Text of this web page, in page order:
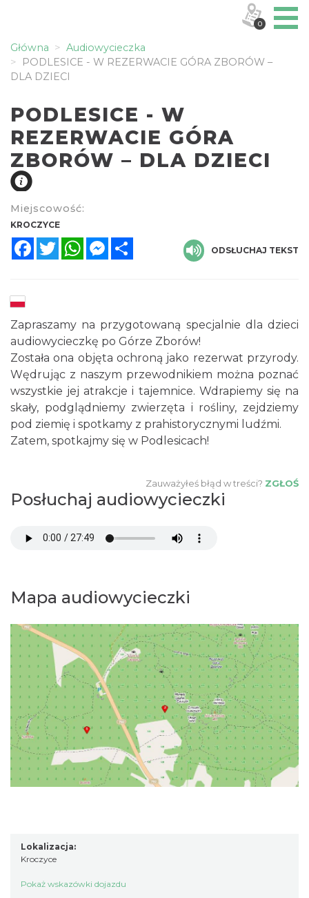
Główna
Audiowycieczka
PODLESICE - W REZERWACIE GÓRA ZBORÓW –
DLA DZIECI
PODLESICE - W
REZERWACIE GÓRA
ZBORÓW – DLA DZIECI
Miejscowość:
KROCZYCE
FacebookTwitterWhatsAppMessenger
ODSŁUCHAJ TEKST
Zapraszamy na przygotowaną specjalnie dla dzieci
audiowycieczkę po Górze Zborów!
Została ona objęta ochroną jako rezerwat przyrody.
Wędrując z naszym przewodnikiem można poznać
wszystkie jej atrakcje i tajemnice. Wdrapiemy się na
skały, podglądniemy zwierzęta i rośliny, zejdziemy
pod ziemię i spotkamy z prahistorycznymi ludźmi.
Zatem, spotkajmy się w Podlesicach!
Zauważyłeś błąd w treści? ZGŁOŚ
Posłuchaj audiowycieczki
Mapa audiowycieczki
Lokalizacja:
Kroczyce
Pokaż wskazówki dojazdu
0